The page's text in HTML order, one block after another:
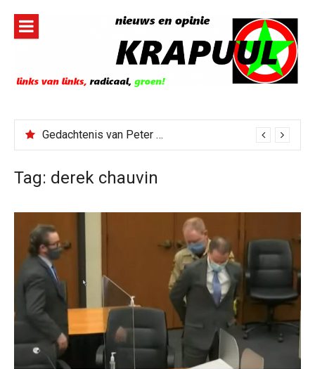
inhoud
Gedachtenis van Peter Faber
Tag: derek chauvin